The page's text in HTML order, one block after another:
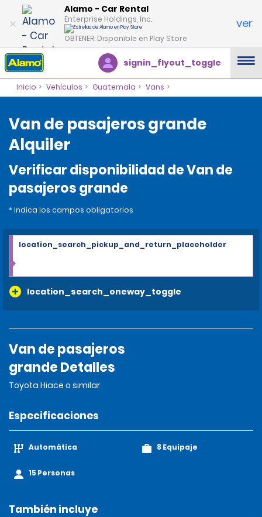
Alamo - Car Rental
Enterprise Holdings, Inc.
OBTENER: Disponible en Play Store
ver
signin_flyout_toggle
Inicio Vehículos Guatemala Vans
Van de pasajeros grande
Alquiler
Verificar disponibilidad de Van de
pasajeros grande
* Indica los campos obligatorios
location_search_oneway_toggle
location_search_pickup_and_return_placeholder
Van de pasajeros
grande Detalles
Toyota Hiace o similar
Especificaciones
Automática
15 Personas
8 Equipaje
También incluye